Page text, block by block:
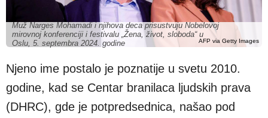
AFP via Getty Images
Muž Narges Mohamadi i njihova deca prisustvuju Nobelovoj
mirovnoj konferenciji i festivalu „Žena, život, sloboda“ u
Oslu, 5. septembra 2024. godine
Njeno ime postalo je poznatije u svetu 2010.
godine, kad se Centar branilaca ljudskih prava
(DHRC), gde je potpredsednica, našao pod